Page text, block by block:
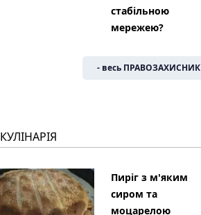
стабільною
мережею?
- весь ПРАВОЗАХИСНИК
КУЛІНАРІЯ
Пиріг з м'яким
сиром та
моцарелою